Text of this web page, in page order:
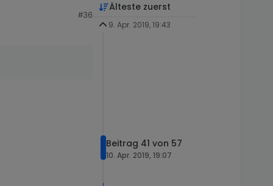
#36
Älteste zuerst
9. Apr. 2019, 19:43
Beitrag 41 von 57
10. Apr. 2019, 19:07